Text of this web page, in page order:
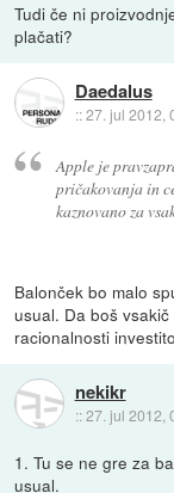
Tudi če ni
plačati?
Daedalus
::27. jul 2012,
Apple je
pričakovanja in
kaznovano za
Balonček bo malo
usual. Da boš
racionalnosti
nekikr
::27. jul 2012,
1. Tu se ne gre za
usual.